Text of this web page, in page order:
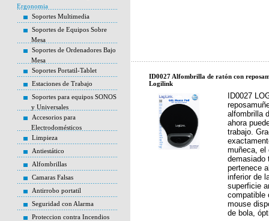
Ergonomia
Soportes Multimedia
Soportes de Equipos Sobre
Mesa
Soportes de Ordenadores Bajo
Mesa
Soportes Portatil-Tablet
Estaciones de Trabajo
Soportes para equipos SONOS
y Universales
Accesorios para
Electrodomésticos
Limpieza
Antiestático
Alfombrillas
Camaras Falsas
Antirrobo portatil
Seguridad con Alarma
Proteccion contra Incendios
ID0027 Alfombrilla de ratón con
Logilink
ID0027
alfombrilla
ahora
trabajo.
muñeca, el
demasiado
pertenece
inferior de
superficie
compatible
mouse
de bola,